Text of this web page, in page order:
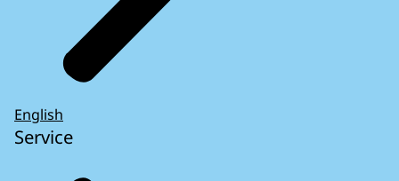
English
Service